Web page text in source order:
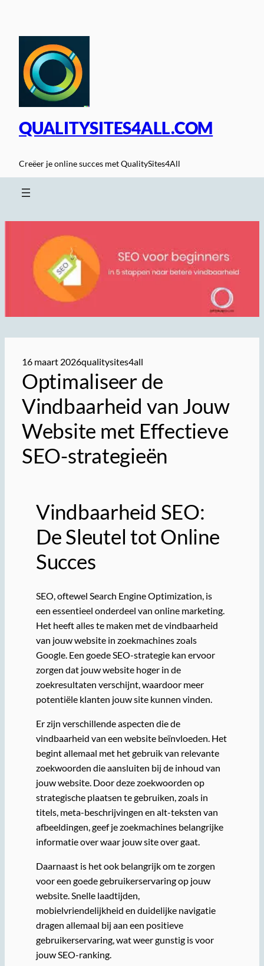
inhoud
QUALITYSITES4ALL.COM
Creëer je online succes met QualitySites4All
16 maart 2026qualitysites4all
Optimaliseer de
Vindbaarheid van Jouw
Website met Effectieve
SEO-strategieën
Vindbaarheid SEO:
De Sleutel tot Online
Succes
SEO, oftewel Search Engine Optimization, is
een essentieel onderdeel van online marketing.
Het heeft alles te maken met de vindbaarheid
van jouw website in zoekmachines zoals
Google. Een goede SEO-strategie kan ervoor
zorgen dat jouw website hoger in de
zoekresultaten verschijnt, waardoor meer
potentiële klanten jouw site kunnen vinden.
Er zijn verschillende aspecten die de
vindbaarheid van een website beïnvloeden. Het
begint allemaal met het gebruik van relevante
zoekwoorden die aansluiten bij de inhoud van
jouw website. Door deze zoekwoorden op
strategische plaatsen te gebruiken, zoals in
titels, meta-beschrijvingen en alt-teksten van
afbeeldingen, geef je zoekmachines belangrijke
informatie over waar jouw site over gaat.
Daarnaast is het ook belangrijk om te zorgen
voor een goede gebruikerservaring op jouw
website. Snelle laadtijden,
mobielvriendelijkheid en duidelijke navigatie
dragen allemaal bij aan een positieve
gebruikerservaring, wat weer gunstig is voor
jouw SEO-ranking.